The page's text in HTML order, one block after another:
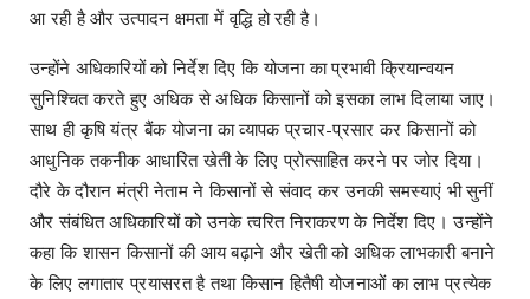
आ रही है और उत्पादन क्षमता में वृद्धि हो रही है।
उन्होंने अधिकारियों को निर्देश दिए कि योजना का प्रभावी क्रियान्वयन
सुनिश्चित करते हुए अधिक से अधिक किसानों को इसका लाभ दिलाया जाए।
साथ ही कृषि यंत्र बैंक योजना का व्यापक प्रचार-प्रसार कर किसानों को
आधुनिक तकनीक आधारित खेती के लिए प्रोत्साहित करने पर जोर दिया।
दौरे के दौरान मंत्री नेताम ने किसानों से संवाद कर उनकी समस्याएं भी सुनीं
और संबंधित अधिकारियों को उनके त्वरित निराकरण के निर्देश दिए। उन्होंने
कहा कि शासन किसानों की आय बढ़ाने और खेती को अधिक लाभकारी बनाने
के लिए लगातार प्रयासरत है तथा किसान हितैषी योजनाओं का लाभ प्रत्येक